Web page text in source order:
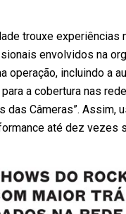
trouxe experiências
envolvidos na
operação, incluindo a
a cobertura nas
Câmeras”. Assim,
até dez vezes